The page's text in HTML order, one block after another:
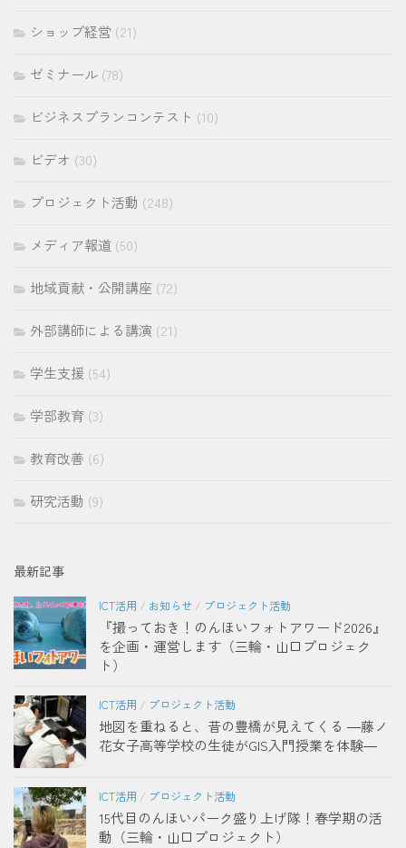
ショップ経営 (21)
ゼミナール (78)
ビジネスプランコンテスト (10)
ビデオ (30)
プロジェクト活動 (248)
メディア報道 (50)
地域貢献・公開講座 (72)
外部講師による講演 (21)
学生支援 (54)
学部教育 (3)
教育改善 (6)
研究活動 (9)
最新記事
ICT活用 / お知らせ / プロジェクト活動
『撮っておき！のんほいフォトアワード2026』
を企画・運営します（三輪・山口プロジェク
ト）
ICT活用 / プロジェクト活動
地図を重ねると、昔の豊橋が見えてくる ―藤ノ
花女子高等学校の生徒がGIS入門授業を体験―
ICT活用 / プロジェクト活動
15代目のんほいパーク盛り上げ隊！春学期の活
動（三輪・山口プロジェクト）